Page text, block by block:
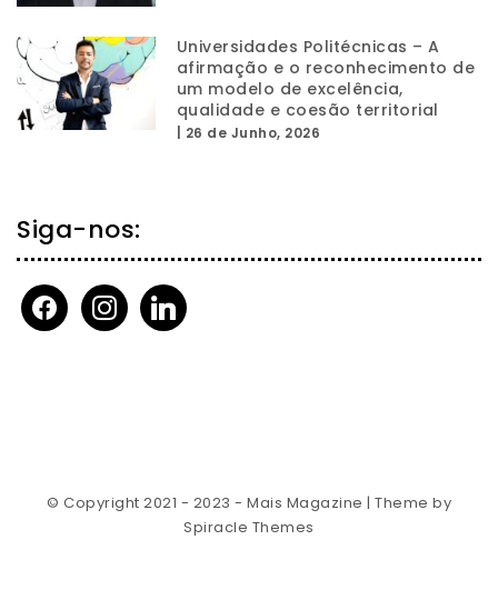
Universidades Politécnicas – A
afirmação e o reconhecimento de
um modelo de excelência,
qualidade e coesão territorial
26 de Junho, 2026
Siga-nos:
facebookinstagramlinkedin
© Copyright 2021 - 2023 - Mais Magazine | Theme by
Spiracle Themes